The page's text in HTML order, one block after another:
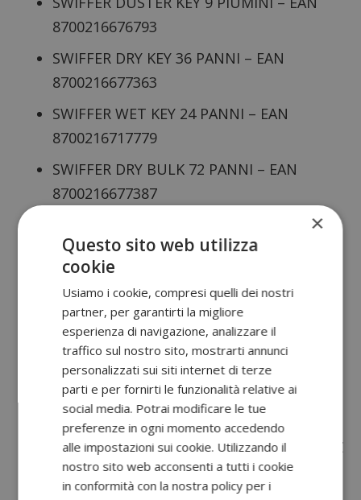
8700216676793
SWIFFER DRY KEY 36 PANNI – EAN
8700216677363
SWIFFER WET KEY 24 PANNI – EAN
8700216717779
SWIFFER DRY BULK 72 PANNI – EAN
8700216677387
8700216722698
EAN 8700216711135
SWIFFER DUSTER BULK 18 PIUMINI – EAN
8700216676892
SWIFFER DUSTER BULK 18 PIUM.PROF. –
EAN 8700216711043
SWIFFER DUSTER 2×18 + Gadget FFU X1PZ
– EAN 8006530060486
×
Questo sito web utilizza
cookie
Usiamo i cookie, compresi quelli dei nostri
partner, per garantirti la migliore
esperienza di navigazione, analizzare il
traffico sul nostro sito, mostrarti annunci
personalizzati sui siti internet di terze
parti e per fornirti le funzionalità relative ai
social media. Potrai modificare le tue
preferenze in ogni momento accedendo
alle impostazioni sui cookie. Utilizzando il
nostro sito web acconsenti a tutti i cookie
in conformità con la nostra policy per i